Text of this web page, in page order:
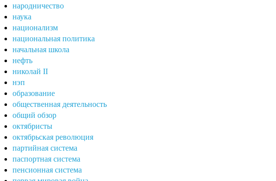
народничество
наука
национализм
национальная политика
начальная школа
нефть
николай II
нэп
образование
общественная деятельность
общий обзор
октябристы
октябрьская революция
партийная система
паспортная система
пенсионная система